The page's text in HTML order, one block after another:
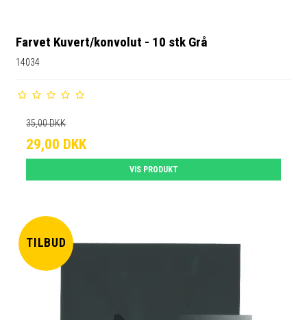
Farvet Kuvert/konvolut - 10 stk Grå
14034
35,00 DKK
29,00 DKK
VIS PRODUKT
TILBUD